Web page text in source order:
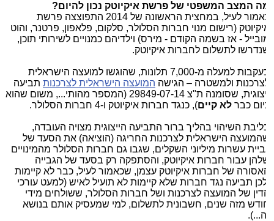
המצב המשפטי של פרשת איקיוטק נכון להיום?
כאמור לעיל, במחצית הראשונה של 2014 התפוצצה פרשת
(רישום מנוי חברות הסלולר, סלקום, פלאפון, פרטנר, והוט
- אז בשמה הקודם - מירס) וילדיהם כמנויים לשירותי תוכן,
לתשלום לחברות איקיוטק.
בעקבות למעלה מ-7,000 תלונות, שהוגשו למועצה הישראלית
ולמשטרה – הגישההמועצה הישראלית לצרכנותתביעה
ייצוגית, שסומנה ת"צ 29849-07-14 (המספר מהותי..., משום שהוא
כברלא קיים), כנגד חברות איקיוטק ו-4 חברות הסלולר.
השיהוי בהליך ברור התביעה הייצוגית מצויה העובדה,
הישראלית לצרכנות החריגה (הוציאה) את הסעד של
עשרות מיליוני השקלים, שגבו גם חברות הסלולר מהמינויים
עבור חברות איקיוטק, והסתפקה רק בסעד של הגבייה
של חברות איקיוטק עצמן, שכאמור לעיל, כבר לא קיימות
תביעה נגד חברות שלא קיימות לא תועיל לאיש (למעט עורכי
של המועצה לצרכנות ושל חברות הסלולר, ששולחים מידי
מזה שנים, חשבונית לתשלום, למי שמעסיק אותם בנושא